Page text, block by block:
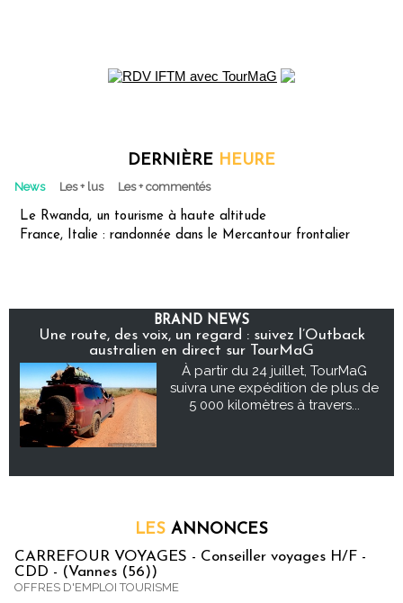
DERNIÈRE HEURE
News Les + lus Les + commentés
Le Rwanda, un tourisme à haute altitude
France, Italie : randonnée dans le Mercantour frontalier
BRAND NEWS
Une route, des voix, un regard : suivez l’Outback
australien en direct sur TourMaG
À partir du 24 juillet, TourMaG
suivra une expédition de plus de
5 000 kilomètres à travers...
LES ANNONCES
CARREFOUR VOYAGES - Conseiller voyages H/F -
CDD - (Vannes (56))
OFFRES D'EMPLOI TOURISME